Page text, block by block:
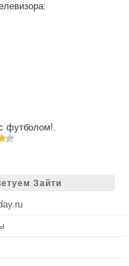
футболом!.
Зайти